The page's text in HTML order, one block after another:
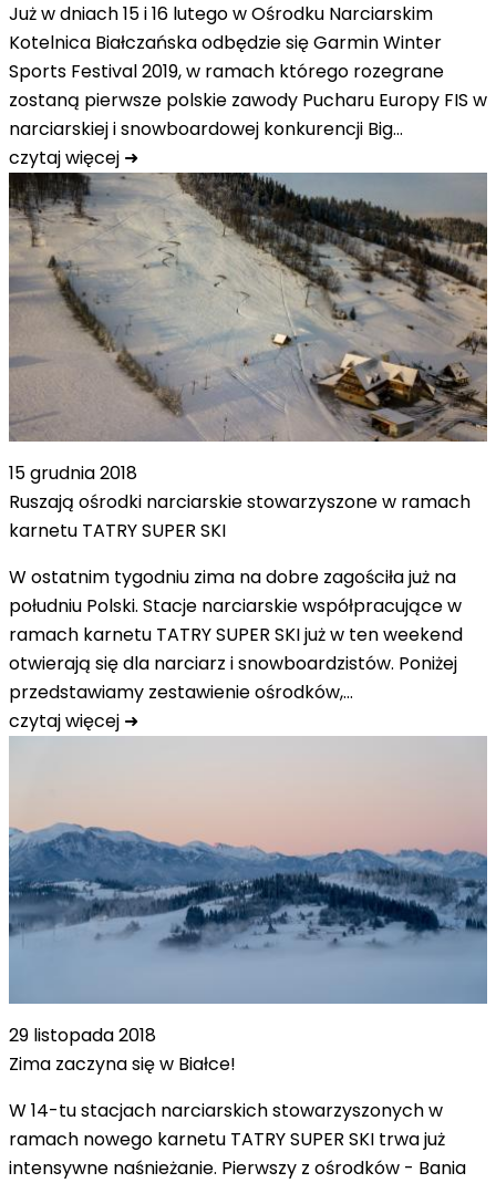
Już w dniach 15 i 16 lutego w Ośrodku Narciarskim
Kotelnica Białczańska odbędzie się Garmin Winter
Sports Festival 2019, w ramach którego rozegrane
zostaną pierwsze polskie zawody Pucharu Europy FIS w
narciarskiej i snowboardowej konkurencji Big…
czytaj więcej ➜
15 grudnia 2018
Ruszają ośrodki narciarskie stowarzyszone w ramach
karnetu TATRY SUPER SKI
W ostatnim tygodniu zima na dobre zagościła już na
południu Polski. Stacje narciarskie współpracujące w
ramach karnetu TATRY SUPER SKI już w ten weekend
otwierają się dla narciarz i snowboardzistów. Poniżej
przedstawiamy zestawienie ośrodków,…
czytaj więcej ➜
29 listopada 2018
Zima zaczyna się w Białce!
W 14-tu stacjach narciarskich stowarzyszonych w
ramach nowego karnetu TATRY SUPER SKI trwa już
intensywne naśnieżanie. Pierwszy z ośrodków - Bania